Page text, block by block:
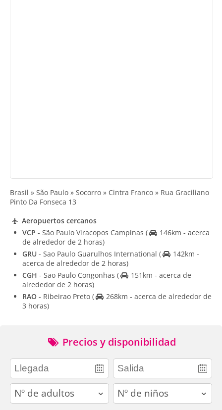
Brasil » São Paulo » Socorro » Cintra Franco » Rua Graciliano
Pinto Da Fonseca 13
Aeropuertos cercanos
VCP - São Paulo Viracopos Campinas (
146km - acerca
de alrededor de 2 horas)
GRU - Sao Paulo Guarulhos International (
142km -
acerca de alrededor de 2 horas)
CGH - Sao Paulo Congonhas (
151km - acerca de
alrededor de 2 horas)
RAO - Ribeirao Preto (
268km - acerca de alrededor de
3 horas)
Precios y disponibilidad
adults children